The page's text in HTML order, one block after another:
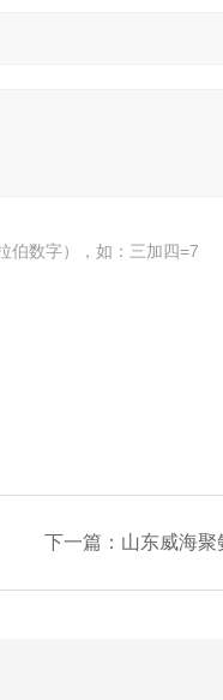
伯数字），如：三加四=7
下一篇： 山东威海聚